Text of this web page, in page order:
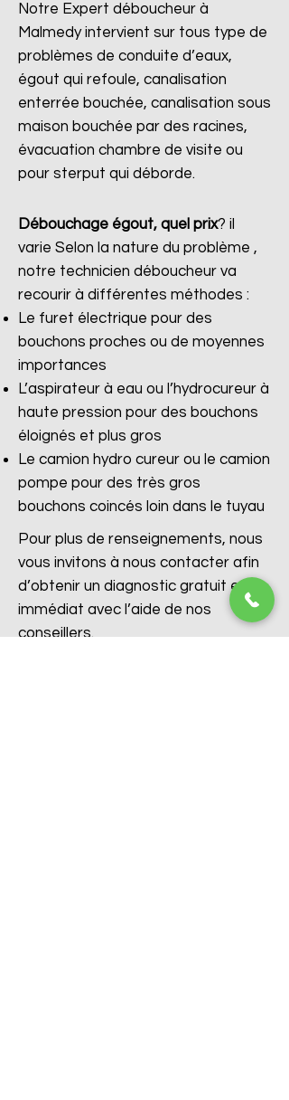
Notre Expert déboucheur à
Malmedy intervient sur tous type de
problèmes de conduite d’eaux,
égout qui refoule, canalisation
enterrée bouchée, canalisation sous
maison bouchée par des racines,
évacuation chambre de visite ou
pour sterput qui déborde.
Débouchage égout, quel prix? il
varie Selon la nature du problème ,
notre technicien déboucheur va
recourir à différentes méthodes :
Le furet électrique pour des
bouchons proches ou de moyennes
importances
L’aspirateur à eau ou l’hydrocureur à
haute pression pour des bouchons
éloignés et plus gros
Le camion hydro cureur ou le camion
pompe pour des très gros
bouchons coincés loin dans le tuyau
Pour plus de renseignements, nous
vous invitons à nous contacter afin
d’obtenir un diagnostic gratuit et
immédiat avec l’aide de nos
conseillers.